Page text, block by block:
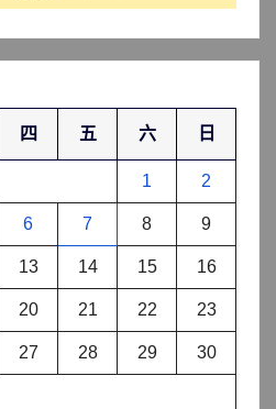
四 五 六 日
1 2
6 7 8 9
13 14 15 16
20 21 22 23
27 28 29 30